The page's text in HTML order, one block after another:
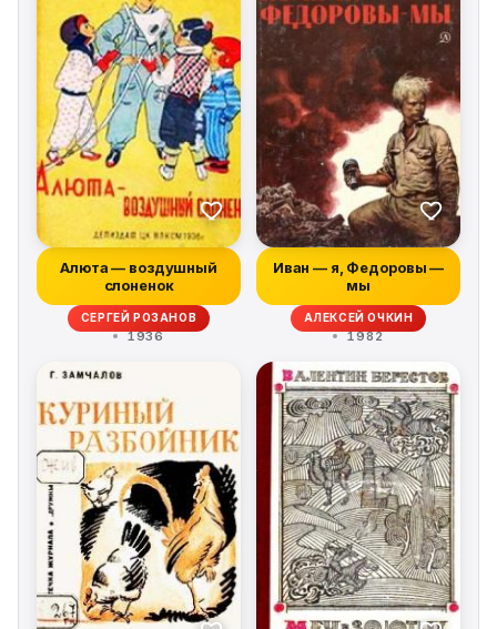
Алюта — воздушный
слоненок
СЕРГЕЙ РОЗАНОВ
1936
Иван — я, Федоровы —
мы
АЛЕКСЕЙ ОЧКИН
1982